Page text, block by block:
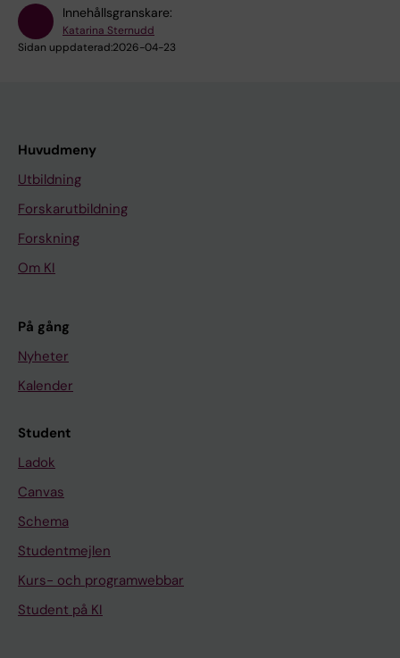
Innehållsgranskare:
Katarina Sternudd
Sidan uppdaterad:2026-04-23
Huvudmeny
Utbildning
Forskarutbildning
Forskning
Om KI
På gång
Nyheter
Kalender
Student
Ladok
Canvas
Schema
Studentmejlen
Kurs- och programwebbar
Student på KI